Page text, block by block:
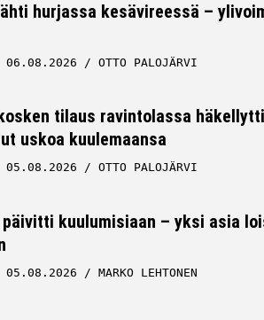
hurjassa kesävireessä –
06.08.2026 OTTO PALOJÄRVI
tilaus ravintolassa
uskoa kuulemaansa
05.08.2026 OTTO PALOJÄRVI
päivitti kuulumisiaan – yksi asia
05.08.2026 MARKO LEHTONEN